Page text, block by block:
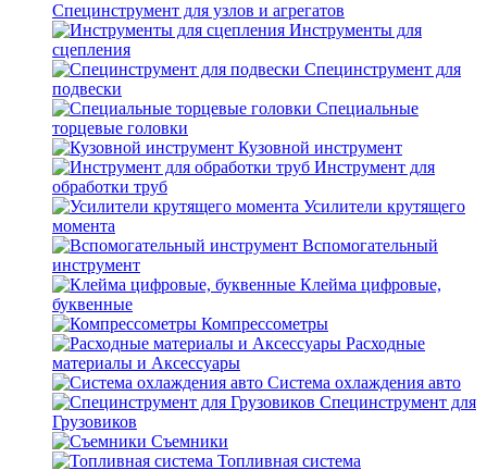
Специнструмент для узлов и агрегатов
Инструменты для
сцепления
Специнструмент для
подвески
Специальные
торцевые головки
Кузовной инструмент
Инструмент для
обработки труб
Усилители крутящего
момента
Вспомогательный
инструмент
Клейма цифровые,
буквенные
Компрессометры
Расходные
материалы и Аксессуары
Система охлаждения авто
Специнструмент для
Грузовиков
Съемники
Топливная система